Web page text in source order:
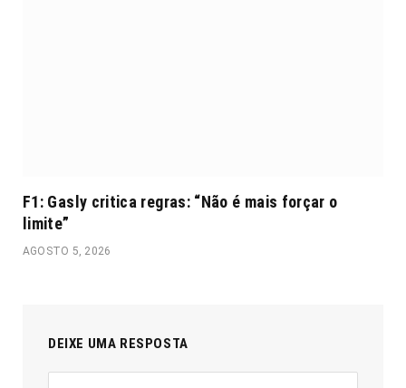
F1: Gasly critica regras: “Não é mais forçar o
limite”
AGOSTO 5, 2026
DEIXE UMA RESPOSTA